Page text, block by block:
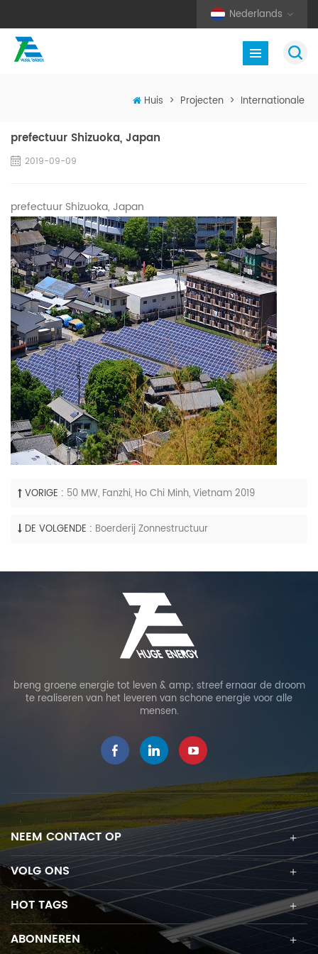
Nederlands
Huis > Projecten > Internationale
prefectuur Shizuoka, Japan
2019-09-09
prefectuur Shizuoka, Japan
VORIGE : 50 MW, Fanzhi, Ho Chi Minh, Vietnam 2019
DE VOLGENDE : Boerderij Zonnestructuur
breng groene energie tot leven & amp; streef ernaar de droom
te realiseren van het leveren van schone energie voor alle
mensen.
NEEM CONTACT OP
VOLG ONS
HOT TAGS
ABONNEREN